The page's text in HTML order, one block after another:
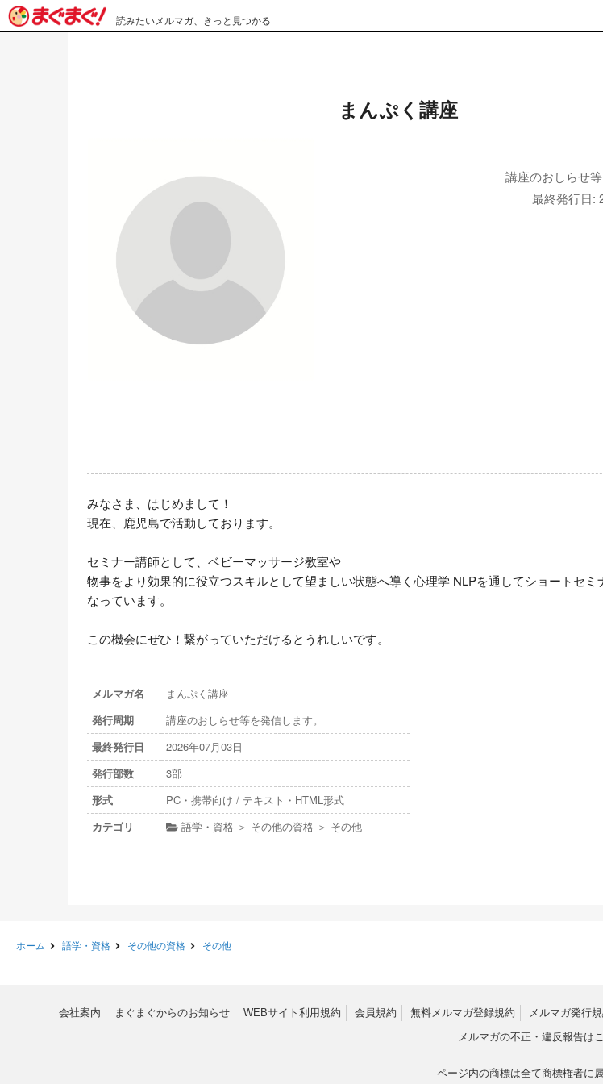
読みたいメルマガ、きっと見つかる
まんぷく講座
講座のおしらせ等
最終発行日:
みなさま、はじめまして！
現在、鹿児島で活動しております。
セミナー講師として、ベビーマッサージ教室や
物事をより効果的に役立つスキルとして望ましい状態へ導く心理学 NLPを通してショートセミ
なっています。
この機会にぜひ！繋がっていただけるとうれしいです。
メルマガ名
まんぷく講座
発行周期
講座のおしらせ等を発信します。
最終発行日
2026年07月03日
発行部数
3部
形式
PC・携帯向け / テキスト・HTML形式
カテゴリ
語学・資格 ＞ その他の資格 ＞ その他
ホーム 語学・資格 その他の資格 その他
会社案内 まぐまぐからのお知らせ WEBサイト利用規約 会員規約 無料メルマガ登録規約 メルマガ発行
メルマガの不正・違反報告は
ページ内の商標は全て商標権者に属